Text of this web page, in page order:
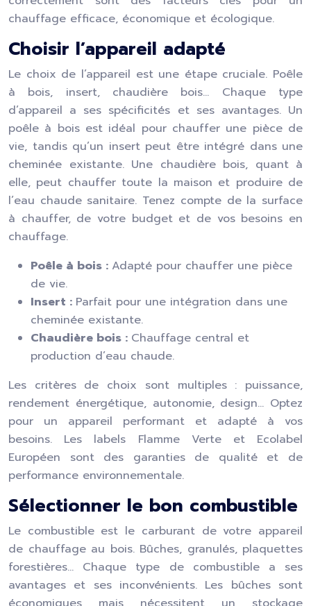
chauffage efficace, économique et écologique.
Choisir l’appareil adapté
Le choix de l’appareil est une étape cruciale. Poêle
à bois, insert, chaudière bois… Chaque type
d’appareil a ses spécificités et ses avantages. Un
poêle à bois est idéal pour chauffer une pièce de
vie, tandis qu’un insert peut être intégré dans une
cheminée existante. Une chaudière bois, quant à
elle, peut chauffer toute la maison et produire de
l’eau chaude sanitaire. Tenez compte de la surface
à chauffer, de votre budget et de vos besoins en
chauffage.
Poêle à bois : Adapté pour chauffer une pièce
de vie.
Insert : Parfait pour une intégration dans une
cheminée existante.
Chaudière bois : Chauffage central et
production d’eau chaude.
Les critères de choix sont multiples : puissance,
rendement énergétique, autonomie, design… Optez
pour un appareil performant et adapté à vos
besoins. Les labels Flamme Verte et Ecolabel
Européen sont des garanties de qualité et de
performance environnementale.
Sélectionner le bon combustible
Le combustible est le carburant de votre appareil
de chauffage au bois. Bûches, granulés, plaquettes
forestières… Chaque type de combustible a ses
avantages et ses inconvénients. Les bûches sont